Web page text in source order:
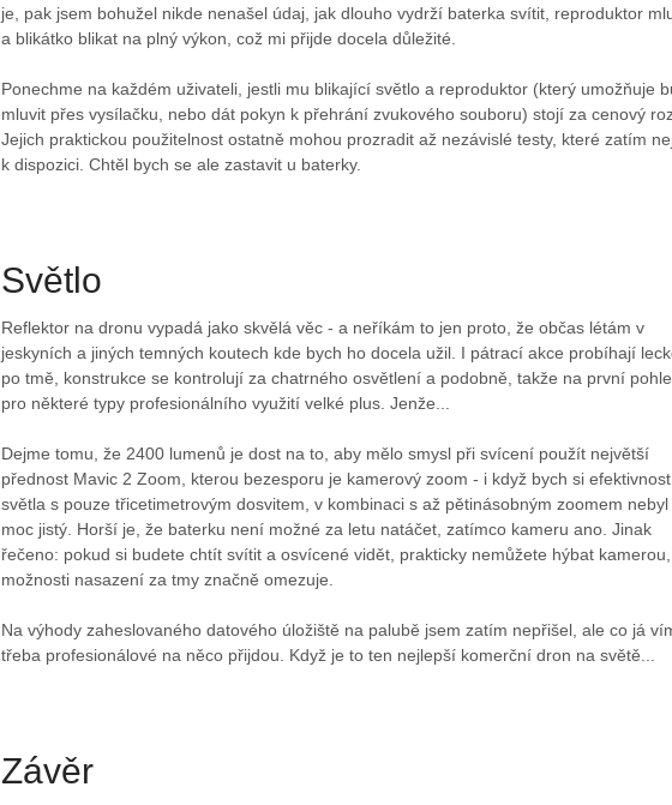
je, pak jsem bohužel nikde nenašel údaj, jak dlouho vydrží baterka svítit, reproduktor
a blikátko blikat na plný výkon, což mi přijde docela důležité.
Ponechme na každém uživateli, jestli mu blikající světlo a reproduktor (který umožňuje
mluvit přes vysílačku, nebo dát pokyn k přehrání zvukového souboru) stojí za cenový
Jejich praktickou použitelnost ostatně mohou prozradit až nezávislé testy, které zatím
k dispozici. Chtěl bych se ale zastavit u baterky.
Světlo
Reflektor na dronu vypadá jako skvělá věc - a neříkám to jen proto, že občas létám v
jeskyních a jiných temných koutech kde bych ho docela užil. I pátrací akce probíhají
po tmě, konstrukce se kontrolují za chatrného osvětlení a podobně, takže na první
pro některé typy profesionálního využití velké plus. Jenže...
Dejme tomu, že 2400 lumenů je dost na to, aby mělo smysl při svícení použít největší
přednost Mavic 2 Zoom, kterou bezesporu je kamerový zoom - i když bych si
světla s pouze třicetimetrovým dosvitem, v kombinaci s až pětinásobným zoomem nebyl
moc jistý. Horší je, že baterku není možné za letu natáčet, zatímco kameru ano. Jinak
řečeno: pokud si budete chtít svítit a osvícené vidět, prakticky nemůžete hýbat
možnosti nasazení za tmy značně omezuje.
Na výhody zaheslovaného datového úložiště na palubě jsem zatím nepřišel, ale co já
třeba profesionálové na něco přijdou. Když je to ten nejlepší komerční dron na světě...
Závěr